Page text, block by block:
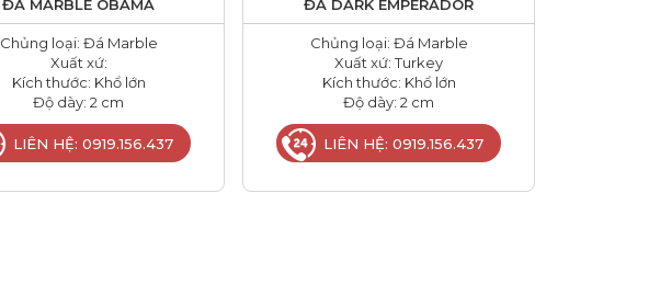
ĐÁ MARBLE OBAMA
Chủng loại: Đá Marble
Xuất xứ:
Kích thước: Khổ lớn
Độ dày: 2 cm
LIÊN HỆ: 0919.156.437
ĐÁ DARK EMPERADOR
Chủng loại: Đá Marble
Xuất xứ: Turkey
Kích thước: Khổ lớn
Độ dày: 2 cm
LIÊN HỆ: 0919.156.437